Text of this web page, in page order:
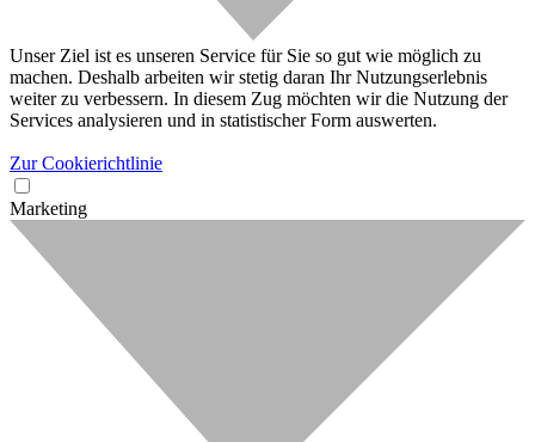
Unser Ziel ist es unseren Service für Sie so gut wie möglich zu
machen. Deshalb arbeiten wir stetig daran Ihr Nutzungserlebnis
weiter zu verbessern. In diesem Zug möchten wir die Nutzung der
Services analysieren und in statistischer Form auswerten.
Zur Cookierichtlinie
Marketing